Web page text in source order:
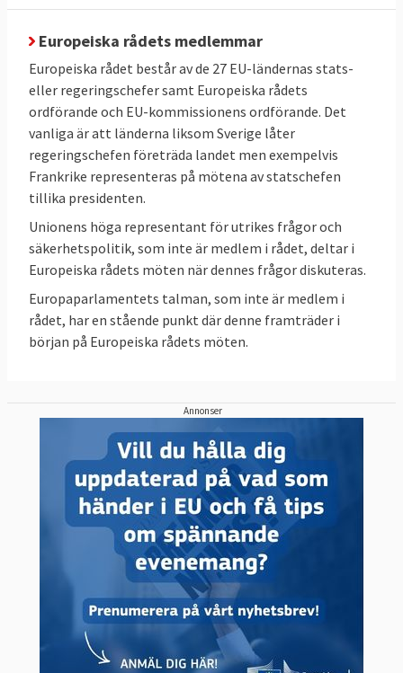
Europeiska rådets medlemmar
Europeiska rådet består av de 27 EU-ländernas stats-
eller regeringschefer samt Europeiska rådets
ordförande och EU-kommissionens ordförande. Det
vanliga är att länderna liksom Sverige låter
regeringschefen företräda landet men exempelvis
Frankrike representeras på mötena av statschefen
tillika presidenten.
Unionens höga representant för utrikes frågor och
säkerhetspolitik, som inte är medlem i rådet, deltar i
Europeiska rådets möten när dennes frågor diskuteras.
Europaparlamentets talman, som inte är medlem i
rådet, har en stående punkt där denne framträder i
början på Europeiska rådets möten.
Annonser